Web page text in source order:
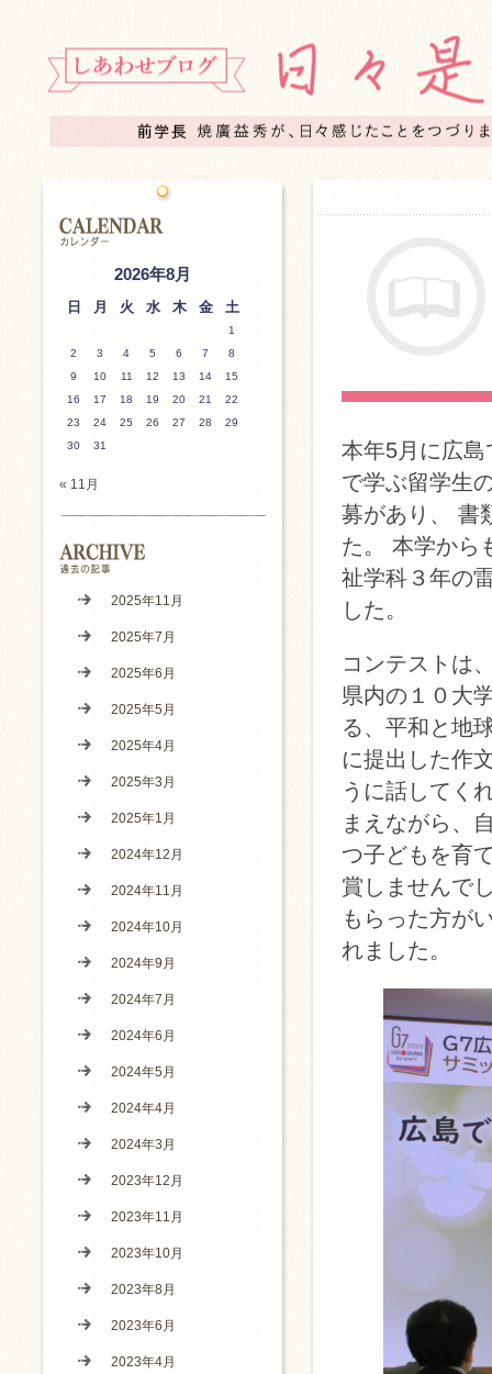
本年5月に広
で学ぶ留学生
募があり、 書
た。 本学から
祉学科３年の
した。
コンテストは
県内の１０大
る、平和と地
に提出した作
うに話してく
まえながら、
つ子どもを育
賞しませんで
もらった方が
れました。
2026年8月
日 月 火 水 木 金 土
1
2
3 4 5 6 7
8
9
10 11 12 13 14
15
16
17 18 19 20 21
22
23
24 25 26 27 28
29
30
31
« 11月
2025年11月
2025年7月
2025年6月
2025年5月
2025年4月
2025年3月
2025年1月
2024年12月
2024年11月
2024年10月
2024年9月
2024年7月
2024年6月
2024年5月
2024年4月
2024年3月
2023年12月
2023年11月
2023年10月
2023年8月
2023年6月
2023年4月